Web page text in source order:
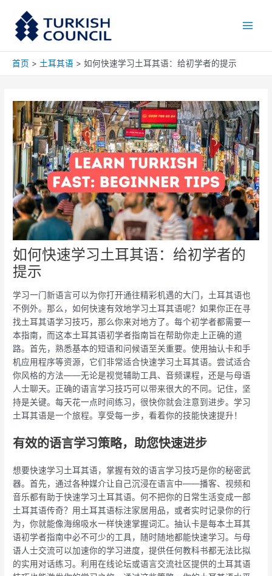
首页 土耳其语 如何快速学习土耳其语：给初学者的提示
如何快速学习土耳其语：给初学者的
提示
学习一门新语言可以为你打开通往精彩机遇的大门，土耳其语也
不例外。那么，如何快速有效地学习土耳其语呢？如果你正在寻
找土耳其语学习技巧，那么你来对地方了。每个初学者都需要一
本指南，而这本土耳其语初学者指南旨在帮助你走上正确的道
路。首先，熟悉基本的短语和问候语至关重要。使用抽认卡和手
机应用程序等资源，它们非常适合快速学习土耳其语。尝试适合
你风格的方法——无论是视觉辅助工具、音频课程，还是与母语
人士聊天。正确的语言学习技巧可以带来很大的不同。记住，坚
持是关键。每天花一点时间练习，很快你就会注意到进步。学习
土耳其语是一个旅程。享受每一步，看着你的技能快速提升！
有效的语言学习策略，助您快速进步
想要快速学习土耳其语，掌握有效的语言学习技巧是你的秘密武
器。首先，通过各种媒介让自己沉浸在语言中——播客、视频和
音乐都有助于快速学习土耳其语。何不把你的日常生活变成一部
土耳其语传奇？用土耳其语标注家居用品，或者实时记录你的行
为，你就能像海绵吸水一样快速掌握词汇。抽认卡是每本土耳其
语初学者指南中必不可少的工具，随时随地都能快速学习。与母
语人士交流可以加速你的学习进度，提供任何教科书都无法比拟
的实用对话练习。利用在线论坛或语言交流社区提供的土耳其语